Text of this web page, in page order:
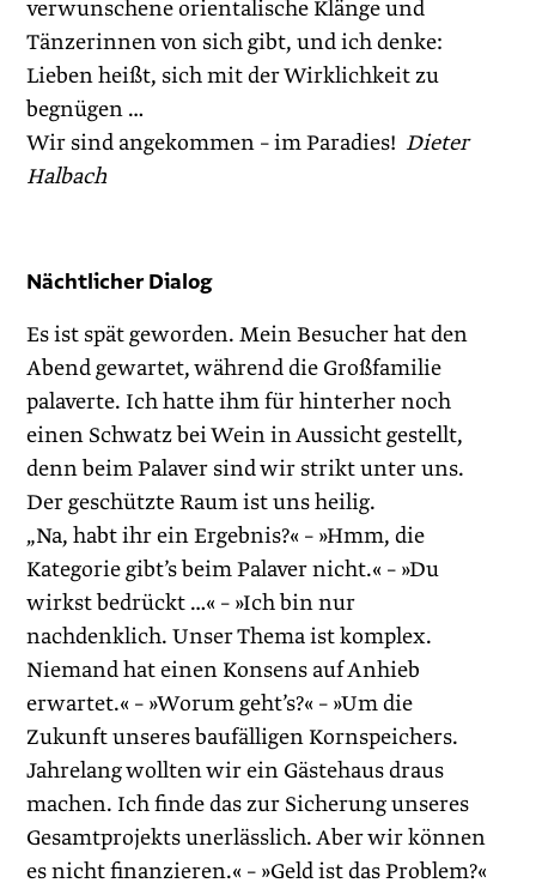
verwunschene orientalische Klänge und
Tänzerinnen von sich gibt, und ich denke:
Lieben heißt, sich mit der Wirklichkeit zu
begnügen …
Wir sind angekommen – im Paradies!Dieter
Halbach
Nächtlicher Dialog
Es ist spät geworden. Mein Besucher hat den
Abend gewartet, während die Großfamilie
palaverte. Ich hatte ihm für hinterher noch
einen Schwatz bei Wein in Aussicht gestellt,
denn beim Palaver sind wir strikt unter uns.
Der geschützte Raum ist uns heilig.
„Na, habt ihr ein Ergebnis?« – »Hmm, die
Kategorie gibt’s beim Palaver nicht.« – »Du
wirkst bedrückt …« – »Ich bin nur
nachdenklich. Unser Thema ist komplex.
Niemand hat einen Konsens auf Anhieb
erwartet.« – »Worum geht’s?« – »Um die
Zukunft unseres baufälligen Kornspeichers.
Jahrelang wollten wir ein Gästehaus draus
machen. Ich finde das zur Sicherung unseres
Gesamtprojekts unerlässlich. Aber wir können
es nicht finanzieren.« – »Geld ist das Problem?«